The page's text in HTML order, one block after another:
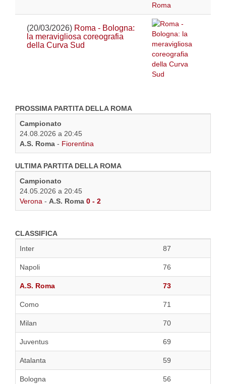
(20/03/2026) Roma - Bologna:
la meravigliosa coreografia
della Curva Sud
PROSSIMA PARTITA DELLA ROMA
Campionato
24.08.2026 a 20:45
A.S. Roma - Fiorentina
ULTIMA PARTITA DELLA ROMA
Campionato
24.05.2026 a 20:45
Verona - A.S. Roma 0 - 2
CLASSIFICA
Inter
87
Napoli 76
A.S. Roma 73
Como 71
Milan 70
Juventus 69
Atalanta 59
Bologna 56